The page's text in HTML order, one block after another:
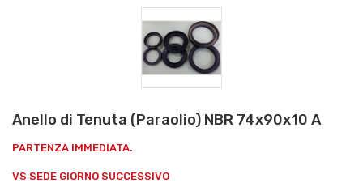
Anello di Tenuta (Paraolio) NBR 74x90x10 A
PARTENZA IMMEDIATA.
VS SEDE GIORNO SUCCESSIVO